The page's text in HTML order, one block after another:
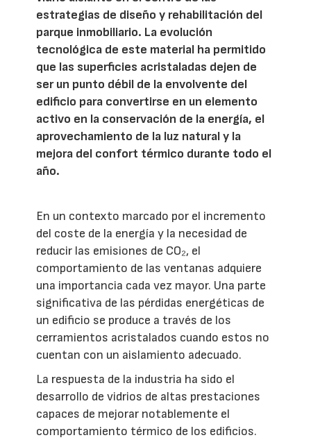
estrategias de diseño y rehabilitación del
parque inmobiliario. La evolución
tecnológica de este material ha permitido
que las superficies acristaladas dejen de
ser un punto débil de la envolvente del
edificio para convertirse en un elemento
activo en la conservación de la energía, el
aprovechamiento de la luz natural y la
mejora del confort térmico durante todo el
año.
En un contexto marcado por el incremento
del coste de la energía y la necesidad de
reducir las emisiones de CO₂, el
comportamiento de las ventanas adquiere
una importancia cada vez mayor. Una parte
significativa de las pérdidas energéticas de
un edificio se produce a través de los
cerramientos acristalados cuando estos no
cuentan con un aislamiento adecuado.
La respuesta de la industria ha sido el
desarrollo de vidrios de altas prestaciones
capaces de mejorar notablemente el
comportamiento térmico de los edificios.